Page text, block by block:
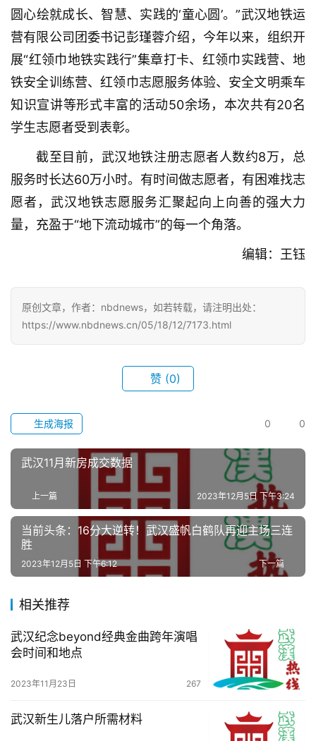
武
汉
办
事
滚
百
科
察
我
们
服
导
圆心绘就成长、智慧、实践的‘童心圆’。”武汉地铁运
营有限公司团委书记彭瑾蓉介绍，今年以来，组织开
展“红领巾地铁实践行”集章打卡、红领巾实践营、地
铁安全训练营、红领巾志愿服务体验、安全文明乘车
知识宣讲等形式丰富的活动50余场，本次共有20名
学生志愿者受到表彰。
截至目前，武汉地铁注册志愿者人数约8万，总
服务时长达60万小时。有时间做志愿者，有困难找志
愿者，武汉地铁志愿服务汇聚起向上向善的强大力
量，充盈于“地下流动城市”的每一个角落。
编辑：王钰
原创文章，作者：nbdnews，如若转载，请注明出处：
https://www.nbdnews.cn/05/18/12/7173.html
赞 (0)
0 0
生成海报
武汉11月新房成交数据
上一篇 2023年12月5日 下午3:24
当前头条：16分大逆转！武汉盛帆白鹤队再迎主场三连
胜
下一篇
2023年12月5日 下午6:12
相关推荐
武汉纪念beyond经典金曲跨年演唱
会时间和地点
2023年11月23日 267
武汉新生儿落户所需材料